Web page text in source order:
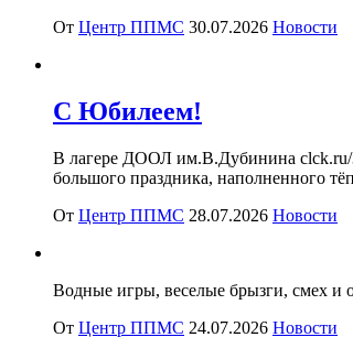
От Центр ППМС 30.07.2026 Новости
С Юбилеем!
В лагере ДООЛ им.В.Дубинина clck.ru/
большого праздника, наполненного
От Центр ППМС 28.07.2026 Новости
Водные игры, веселые брызги, смех и
От Центр ППМС 24.07.2026 Новости